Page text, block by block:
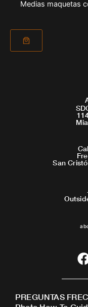
Medias maquetas
San
PREGUNTAS